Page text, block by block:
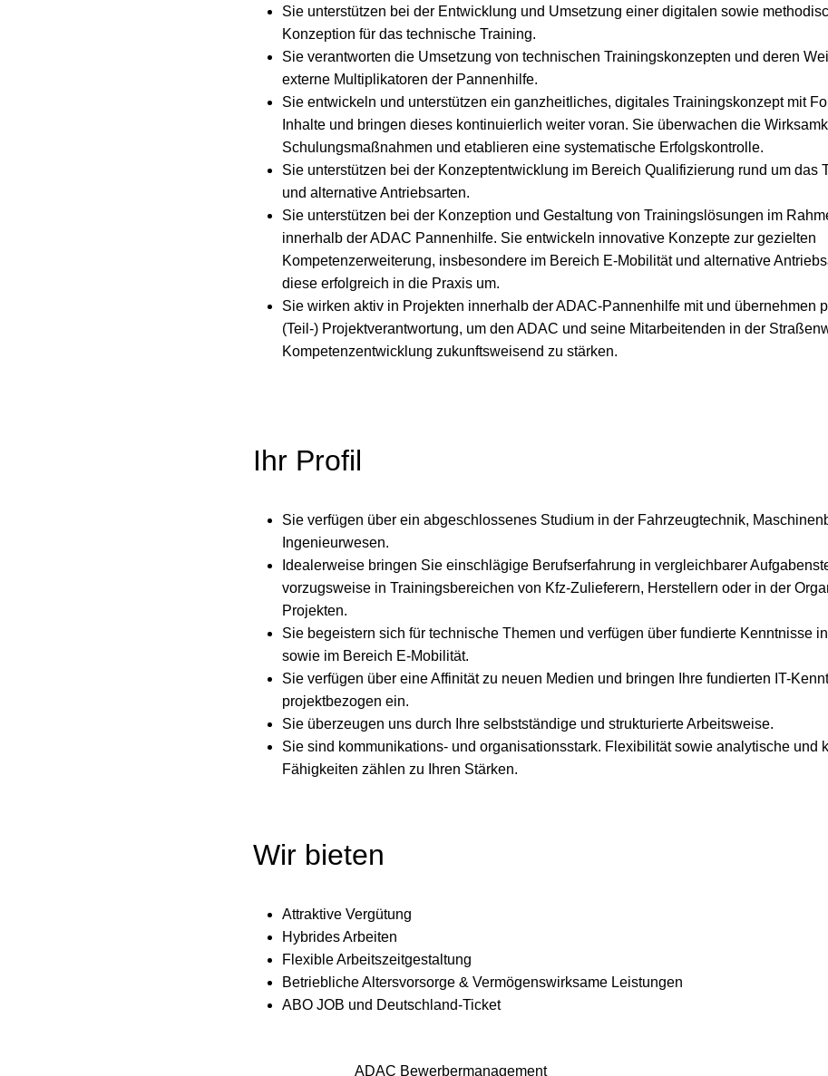
Sie unterstützen bei der Entwicklung und Umsetzung einer digitalen sowie
Konzeption für das technische Training.
Sie verantworten die Umsetzung von technischen Trainingskonzepten und deren
externe Multiplikatoren der Pannenhilfe.
Sie entwickeln und unterstützen ein ganzheitliches, digitales Trainingskonzept mit
Inhalte und bringen dieses kontinuierlich weiter voran. Sie überwachen die
Schulungsmaßnahmen und etablieren eine systematische Erfolgskontrolle.
Sie unterstützen bei der Konzeptentwicklung im Bereich Qualifizierung rund um das
und alternative Antriebsarten.
Sie unterstützen bei der Konzeption und Gestaltung von Trainingslösungen im
innerhalb der ADAC Pannenhilfe. Sie entwickeln innovative Konzepte zur gezielten
Kompetenzerweiterung, insbesondere im Bereich E-Mobilität und alternative
diese erfolgreich in die Praxis um.
Sie wirken aktiv in Projekten innerhalb der ADAC-Pannenhilfe mit und übernehmen
(Teil-) Projektverantwortung, um den ADAC und seine Mitarbeitenden in der
Kompetenzentwicklung zukunftsweisend zu stärken.
Ihr Profil
Sie verfügen über ein abgeschlossenes Studium in der Fahrzeugtechnik,
Ingenieurwesen.
Idealerweise bringen Sie einschlägige Berufserfahrung in vergleichbarer
vorzugsweise in Trainingsbereichen von Kfz-Zulieferern, Herstellern oder in der
Projekten.
Sie begeistern sich für technische Themen und verfügen über fundierte Kenntnisse
sowie im Bereich E‑Mobilität.
Sie verfügen über eine Affinität zu neuen Medien und bringen Ihre fundierten IT-
projektbezogen ein.
Sie überzeugen uns durch Ihre selbstständige und strukturierte Arbeitsweise.
Sie sind kommunikations- und organisationsstark. Flexibilität sowie analytische und
Fähigkeiten zählen zu Ihren Stärken.
Wir bieten
Attraktive Vergütung
Hybrides Arbeiten
Flexible Arbeitszeitgestaltung
Betriebliche Altersvorsorge & Vermögenswirksame Leistungen
ABO JOB und Deutschland-Ticket
ADAC Bewerbermanagement